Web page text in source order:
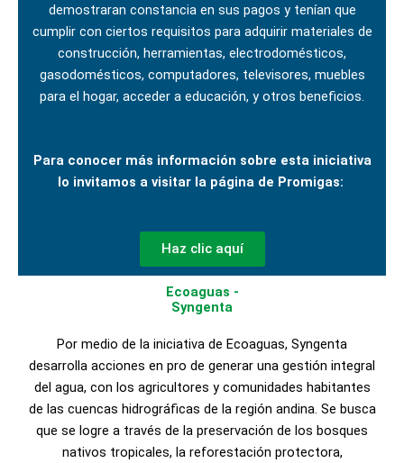
demostraran constancia en sus pagos y tenían que
cumplir con ciertos requisitos para adquirir materiales de
construcción, herramientas, electrodomésticos,
gasodomésticos, computadores, televisores, muebles
para el hogar, acceder a educación, y otros beneficios.
Para conocer más información sobre esta iniciativa
lo invitamos a visitar la página de Promigas:
Haz clic aquí
Ecoaguas -
Syngenta
Por medio de la iniciativa de Ecoaguas, Syngenta
desarrolla acciones en pro de generar una gestión integral
del agua, con los agricultores y comunidades habitantes
de las cuencas hidrográficas de la región andina. Se busca
que se logre a través de la preservación de los bosques
nativos tropicales, la reforestación protectora,